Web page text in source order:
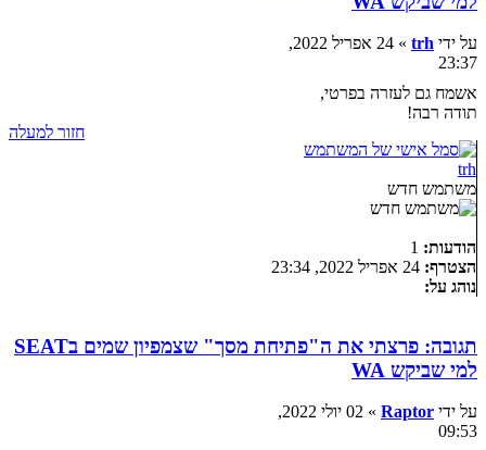
על ידי trh
» 24 אפריל 2022,
23:37
אשמח גם לעזרה בפרטי,
תודה רבה!
trh
משתמש חדש
הודעות:
הצטרף:
נוהג על:
חזור למעלה
תגובה: פרצתי את ה"פתיחת מסך" שצמפיון שמים בSEAT
למי שביקש WA
על ידי Raptor
» 02 יולי 2022,
09:53